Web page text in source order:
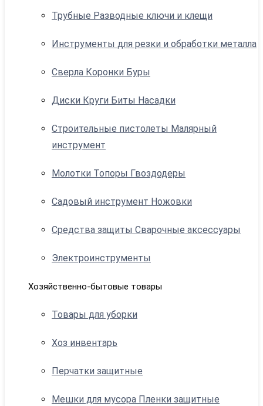
Трубные Разводные ключи и клещи
Инструменты для резки и обработки металла
Сверла Коронки Буры
Диски Круги Биты Насадки
Строительные пистолеты Малярный
инструмент
Молотки Топоры Гвоздодеры
Садовый инструмент Ножовки
Средства защиты Сварочные аксессуары
Электроинструменты
Хозяйственно-бытовые товары
Товары для уборки
Хоз инвентарь
Перчатки защитные
Мешки для мусора Пленки защитные